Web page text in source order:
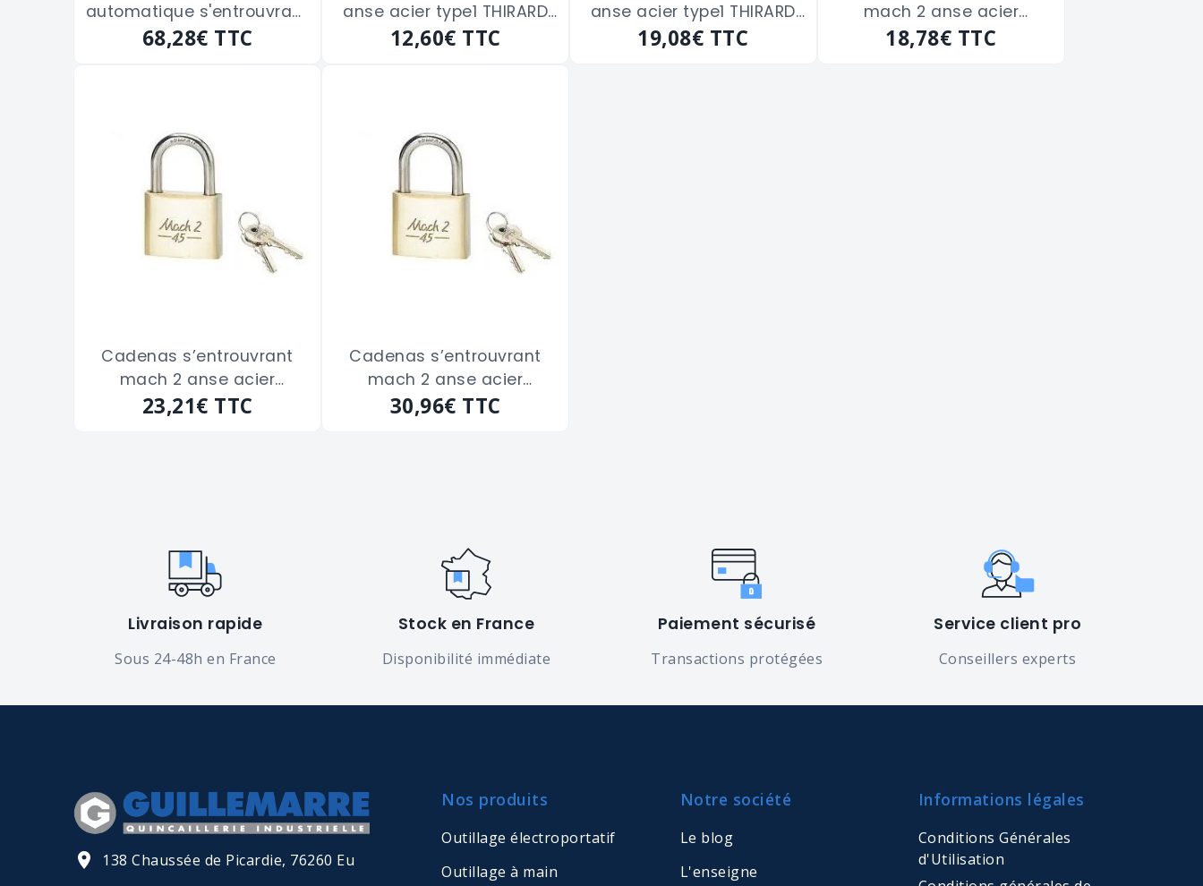
automatique s'entrouvrant
ISEO "ADITUS" de 90 m/m
68,28€ TTC
anse acier type1 THIRARD
"083501" de 35 m/m
12,60€ TTC
anse acier type1 THIRARD
"084501" de 45 m/m
19,08€ TTC
mach 2 anse acier
THIRARD " 0032512" de 25
18,78€ TTC
Cadenas s’entrouvrant
mach 2 anse acier
THIRARD "0033519" de 35
23,21€ TTC
Cadenas s’entrouvrant
mach 2 anse acier
THIRARD "0034516" de 45
30,96€ TTC
Livraison rapide
Sous 24-48h en France
Stock en France
Disponibilité immédiate
Paiement sécurisé
Transactions protégées
Service client pro
Conseillers experts
138 Chaussée de Picardie, 76260 Eu
Nos produits
Outillage électroportatif
Outillage à main
Notre société
Le blog
L'enseigne
Informations légales
Conditions Générales
d'Utilisation